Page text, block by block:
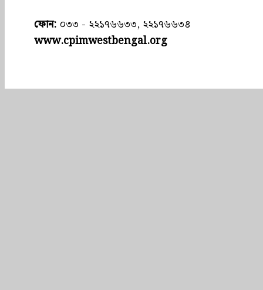
ফোন: ০৩৩ - ২২১৭৬৬৩৩, ২২১৭৬৬৩৪
www.cpimwestbengal.org